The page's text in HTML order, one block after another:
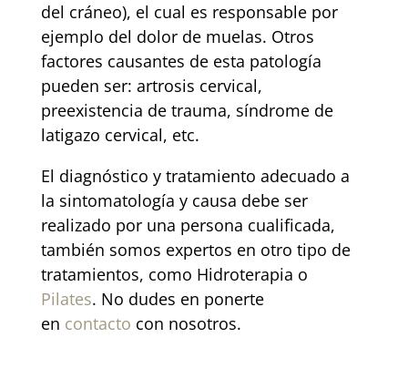
del cráneo), el cual es responsable por
ejemplo del dolor de muelas. Otros
factores causantes de esta patología
pueden ser: artrosis cervical,
preexistencia de trauma, síndrome de
latigazo cervical, etc.
El diagnóstico y tratamiento adecuado a
la sintomatología y causa debe ser
realizado por una persona cualificada,
también somos expertos en otro tipo de
tratamientos, como Hidroterapia o
Pilates. No dudes en ponerte
en contacto con nosotros.